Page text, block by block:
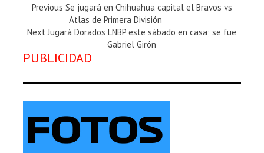
Previous
:
Previous Se jugará en Chihuahua capital el Bravos vs
Atlas de Primera División
Next
:
Next Jugará Dorados LNBP este sábado en casa; se fue
Gabriel Girón
PUBLICIDAD